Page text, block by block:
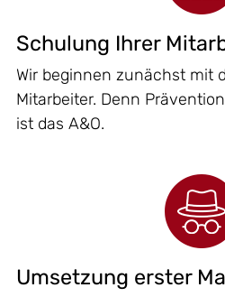
Schulung Ihrer
Wir beginnen zunächst mit
Mitarbeiter. Denn
ist das A&O.
Umsetzung erster